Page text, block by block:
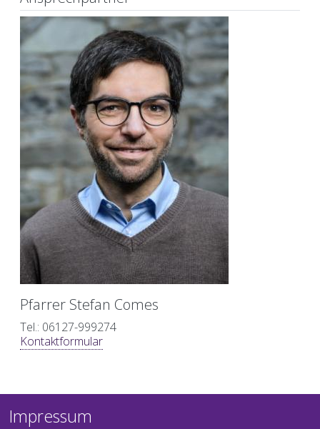
Pfarrer Stefan Comes
Tel.: 06127-999274
Kontaktformular
Impressum